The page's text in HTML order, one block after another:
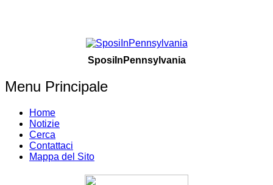
SposiInPennsylvania
Menu Principale
Home
Notizie
Cerca
Contattaci
Mappa del Sito